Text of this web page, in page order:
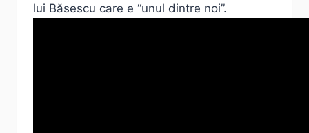
lui Băsescu care e “unul dintre noi”.